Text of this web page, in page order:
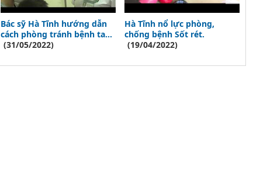
Bác sỹ Hà Tĩnh hướng dẫn
cách phòng tránh bệnh tay -
chân - miệng cho trẻ
(31/05/2022)
Hà Tĩnh nổ lực phòng,
chống bệnh Sốt rét.
(19/04/2022)